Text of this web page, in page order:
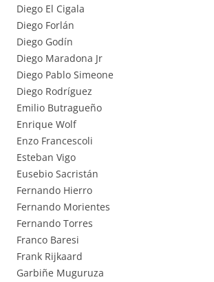
Diego El Cigala
Diego Forlán
Diego Godín
Diego Maradona Jr
Diego Pablo Simeone
Diego Rodríguez
Emilio Butragueño
Enrique Wolf
Enzo Francescoli
Esteban Vigo
Eusebio Sacristán
Fernando Hierro
Fernando Morientes
Fernando Torres
Franco Baresi
Frank Rijkaard
Garbiñe Muguruza